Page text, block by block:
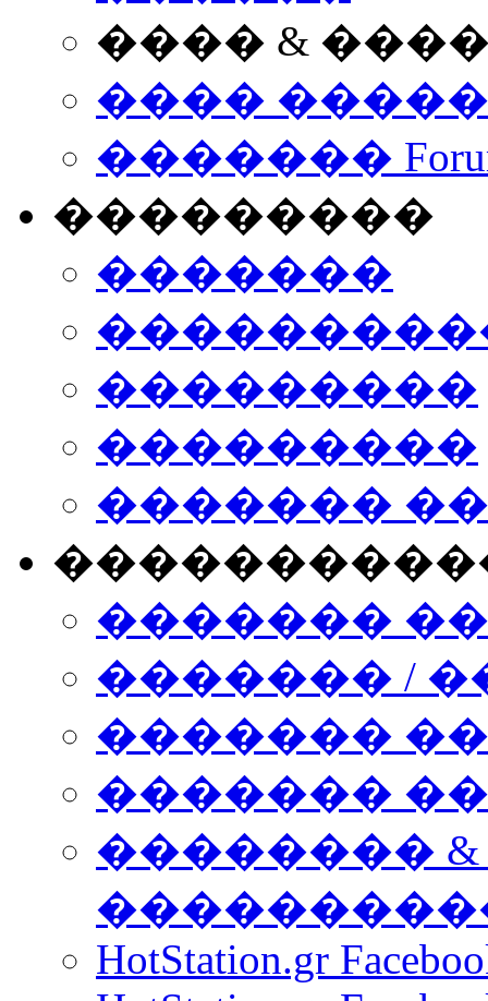
���� &
����
�������
���������
�������
���������
���������
�������
�������
������� /
�������
������� ���
��������
HotStation.gr